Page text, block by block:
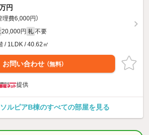
円
理費6,000円）
20,000円 礼 不要
/ 1LDK / 40.62㎡
お問い合わせ （無料）
提供
ルピアB棟のすべての部屋を見る